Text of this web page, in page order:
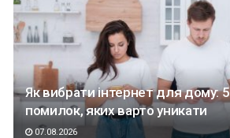
Як вибрати інтернет для дому: 5
помилок, яких варто уникати
07.08.2026